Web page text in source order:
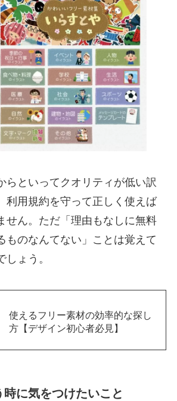
らといってクオリティが低い訳
利用規約を守って正しく使えば
せん。ただ「理由もなしに無料
ものなんてない」ことは覚えて
ょう。
使えるフリー素材の効率的な探し
方【デザイン初心者必見】
に気をつけたいこと